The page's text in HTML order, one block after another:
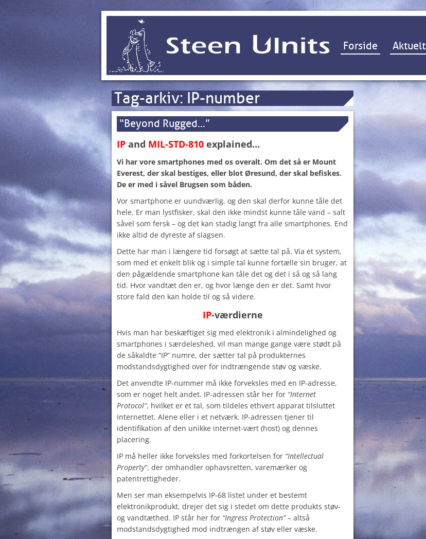
Hop til indhold
Forside Aktuelt
Tag-arkiv: IP-number
“Beyond Rugged…”
IP and MIL-STD-810 explained…
Vi har vore smartphones med os overalt. Om det så er Mount
Everest, der skal bestiges, eller blot Øresund, der skal befiskes.
De er med i såvel Brugsen som båden.
Vor smartphone er uundværlig, og den skal derfor kunne tåle det
hele. Er man lystfisker, skal den ikke mindst kunne tåle vand – salt
såvel som fersk – og det kan stadig langt fra alle smartphones. End
ikke altid de dyreste af slagsen.
Dette har man i længere tid forsøgt at sætte tal på. Via et system,
som med et enkelt blik og i simple tal kunne fortælle sin bruger, at
den pågældende smartphone kan tåle det og det i så og så lang
tid. Hvor vandtæt den er, og hvor længe den er det. Samt hvor
store fald den kan holde til og så videre.
IP-værdierne
Hvis man har beskæftiget sig med elektronik i almindelighed og
smartphones i særdeleshed, vil man mange gange være stødt på
de såkaldte “IP” numre, der sætter tal på produkternes
modstandsdygtighed over for indtrængende støv og væske.
Det anvendte IP-nummer må ikke forveksles med en IP-adresse,
som er noget helt andet. IP-adressen står her for “Internet
Protocol”, hvilket er et tal, som tildeles ethvert apparat tilsluttet
internettet. Alene eller i et netværk. IP-adressen tjener til
identifikation af den unikke internet-vært (host) og dennes
placering.
IP må heller ikke forveksles med forkortelsen for “Intellectual
Property”, der omhandler ophavsretten, varemærker og
patentrettigheder.
Men ser man eksempelvis IP-68 listet under et bestemt
elektronikprodukt, drejer det sig i stedet om dette produkts støv-
og vandtæthed. IP står her for “Ingress Protection”– altså
modstandsdygtighed mod indtrængen af støv eller væske.